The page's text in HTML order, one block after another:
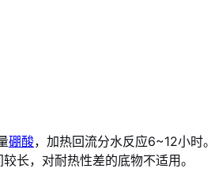
硼酸，加热回流分水反应6~12小时
长，对耐热性差的底物不适用。